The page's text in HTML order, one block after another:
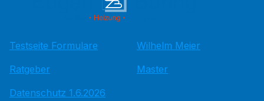
Testseite Formulare
Ratgeber
Datenschutz 1.6.2026
Wilhelm Meier
Master